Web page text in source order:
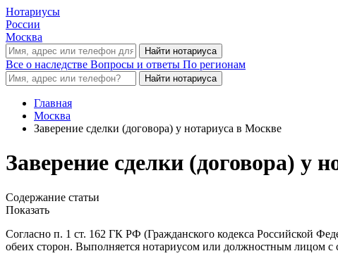
Нотариусы
России
Москва
Все о наследстве Вопросы и ответы По регионам
Главная
Москва
Заверение сделки (договора) у нотариуса в Москве
Заверение сделки (договора) у
Содержание статьи
Показать
Согласно п. 1 ст. 162 ГК РФ (Гражданского кодекса Российской
обеих сторон. Выполняется нотариусом или должностным лицом